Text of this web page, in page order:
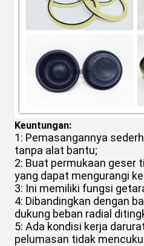
Keuntungan:
1: Pemasangannya
tanpa alat bantu;
2: Buat permukaan geser
yang dapat mengurangi
3: Ini memiliki fungsi
4: Dibandingkan dengan
dukung beban radial
5: Ada kondisi kerja
pelumasan tidak